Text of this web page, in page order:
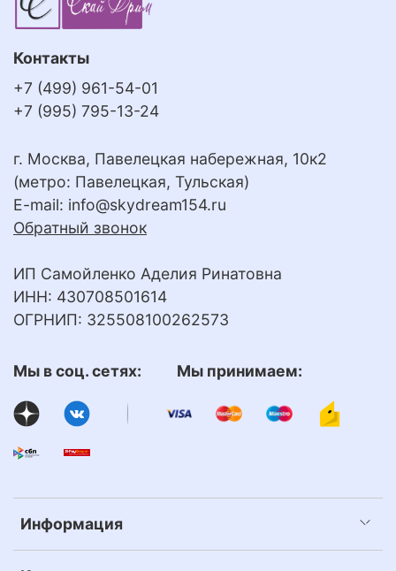
Информация
Контакты
+7 (499) 961-54-01
+7 (995) 795-13-24
г. Москва, Павелецкая набережная, 10к2
(метро: Павелецкая, Тульская)
E-mail: info@skydream154.ru
Обратный звонок
ИП Самойленко Аделия Ринатовна
ИНН: 430708501614
ОГРНИП: 325508100262573
Мы в соц. сетях: Мы принимаем: